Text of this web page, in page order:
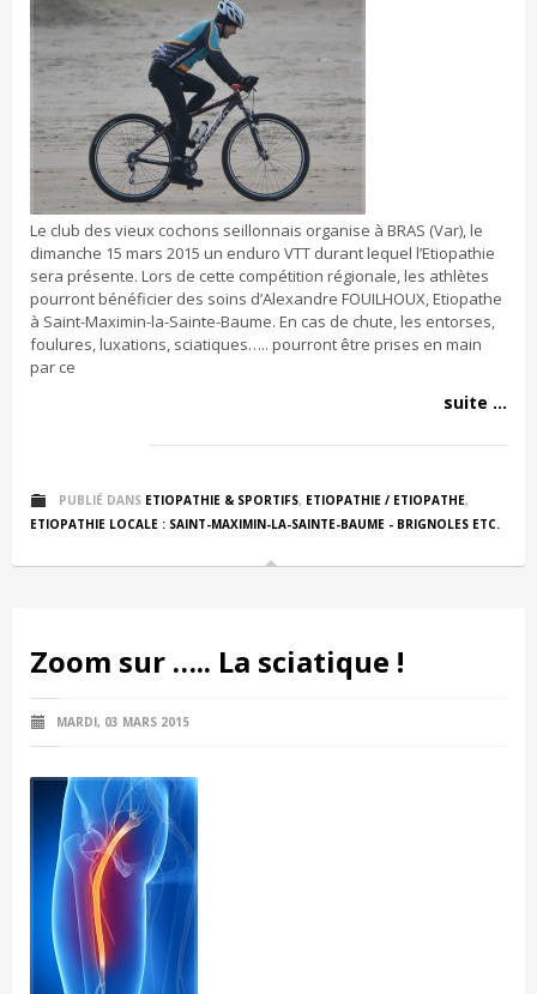
Le club des vieux cochons seillonnais organise à BRAS (Var), le
dimanche 15 mars 2015 un enduro VTT durant lequel l’Etiopathie
sera présente. Lors de cette compétition régionale, les athlètes
pourront bénéficier des soins d’Alexandre FOUILHOUX, Etiopathe
à Saint-Maximin-la-Sainte-Baume. En cas de chute, les entorses,
foulures, luxations, sciatiques….. pourront être prises en main
par ce
suite ...
PUBLIÉ DANS ETIOPATHIE & SPORTIFS, ETIOPATHIE / ETIOPATHE,
ETIOPATHIE LOCALE : SAINT-MAXIMIN-LA-SAINTE-BAUME - BRIGNOLES ETC.
Zoom sur ….. La sciatique !
MARDI, 03 MARS 2015